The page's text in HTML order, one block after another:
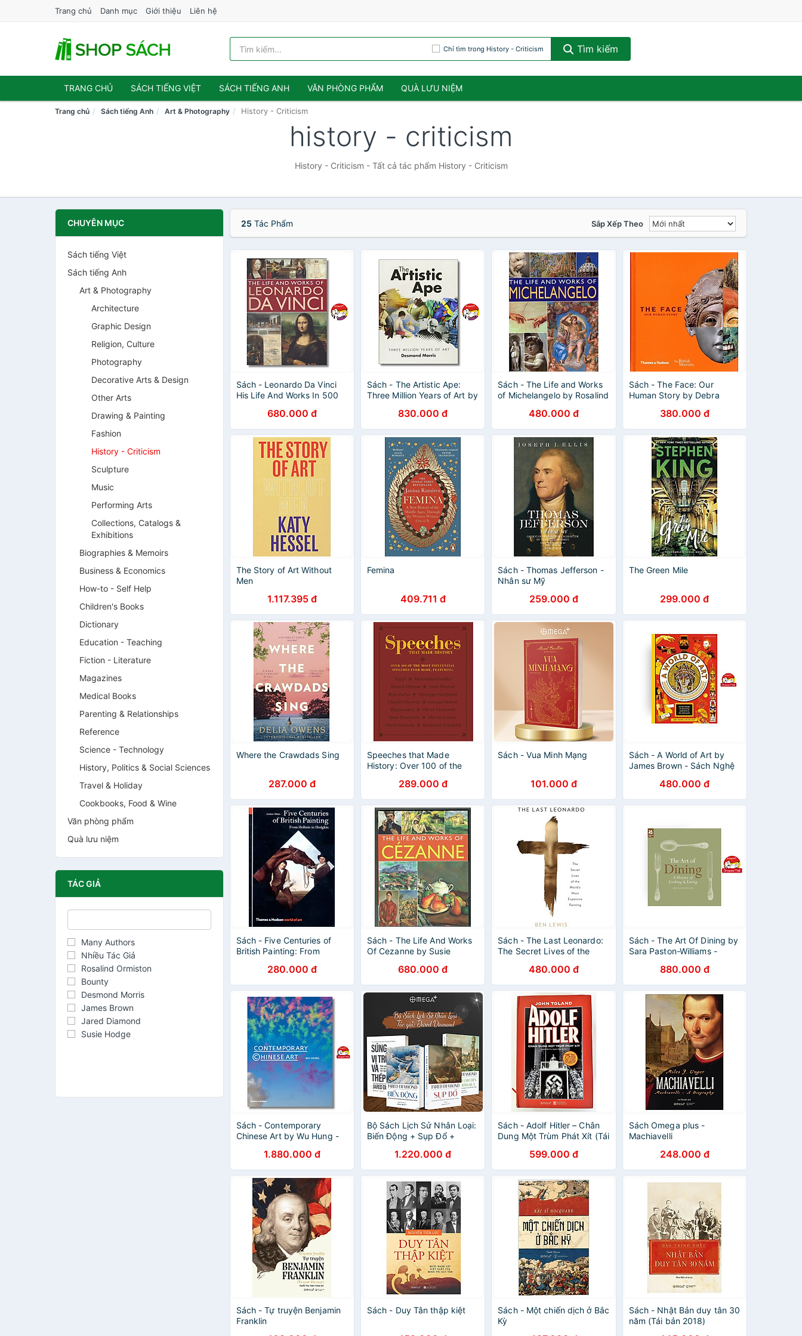
Trang chủ Danh mục Giới thiệu Liên hệ
Chỉ tìm trong History - Criticism Tìm kiếm
TRANG CHỦ SÁCH TIẾNG VIỆT SÁCH TIẾNG ANH VĂN PHÒNG PHẨM QUÀ LƯU NIỆM
Trang chủ Sách tiếng Anh Art & Photography History - Criticism
history - criticism
History - Criticism - Tất cả tác phẩm History - Criticism
CHUYÊN MỤC
Sách tiếng Việt
Sách tiếng Anh
Art & Photography
Architecture
Graphic Design
Religion, Culture
Photography
Decorative Arts & Design
Other Arts
Drawing & Painting
Fashion
History - Criticism
Sculpture
Music
Performing Arts
Collections, Catalogs &
Exhibitions
Biographies & Memoirs
Business & Economics
How-to - Self Help
Children's Books
Dictionary
Education - Teaching
Fiction - Literature
Magazines
Medical Books
Parenting & Relationships
Reference
Science - Technology
History, Politics & Social Sciences
Travel & Holiday
Cookbooks, Food & Wine
Văn phòng phẩm
Quà lưu niệm
TÁC GIẢ
Many Authors
Nhiều Tác Giả
Rosalind Ormiston
Bounty
Desmond Morris
James Brown
Jared Diamond
Susie Hodge
25 Tác Phẩm Sắp Xếp Theo
Sách - Leonardo Da Vinci
His Life And Works In 500
Ormiston - Sách nghệ thuật
bằng tiếng anh
680.000 đ
Sách - The Artistic Ape:
Three Million Years of Art by
văn Bìa cứng830.000 đ
Sách - The Life and Works
of Michelangelo by Rosalind
480.000 đ
Sách - The Face: Our
Human Story by Debra
380.000 đ
The Story of Art Without
Men
1.117.395 đ
Femina
409.711 đ
Sách - Thomas Jefferson -
Nhân sư Mỹ
259.000 đ
The Green Mile
299.000 đ
Where the Crawdads Sing
287.000 đ
Speeches that Made
History: Over 100 of the
ever made289.000 đ
Sách - Vua Minh Mạng
101.000 đ
Sách - A World of Art by
James Brown - Sách Nghệ
480.000 đ
Sách - Five Centuries of
British Painting: From
Andrew Wilton280.000 đ
Sách - The Life And Works
Of Cezanne by Susie
680.000 đ
Sách - The Last Leonardo:
The Secret Lives of the
Painting by Ben Lewis -
Nonfiction/ Art/ History in
English
480.000 đ
Sách - The Art Of Dining by
Sara Paston-Williams -
880.000 đ
Sách - Contemporary
Chinese Art by Wu Hung -
1.880.000 đ
Bộ Sách Lịch Sử Nhân Loại:
Biến Động + Sụp Đổ +
Thế Giới Cho Đến Ngày
Hôm Qua (Jared Diamond)
1.220.000 đ
Sách - Adolf Hitler – Chân
Dung Một Trùm Phát Xít (Tái
599.000 đ
Sách Omega plus -
Machiavelli
248.000 đ
Sách - Tự truyện Benjamin
Franklin
Sách - Duy Tân thập kiệt
Sách - Một chiến dịch ở Bắc
Kỳ
Sách - Nhật Bản duy tân 30
năm (Tái bản 2018)